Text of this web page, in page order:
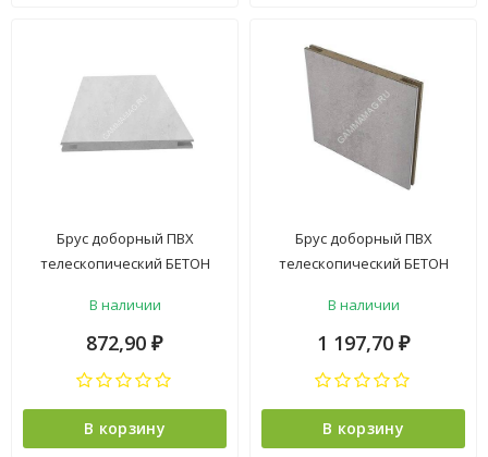
Брус доборный ПВХ
телескопический БЕТОН
BROZEX-WOOD*5
В наличии
872,90 ₽
В корзину
Брус доборный ПВХ
телескопический БЕТОН
ГУД *5
В наличии
1 197,70 ₽
В корзину